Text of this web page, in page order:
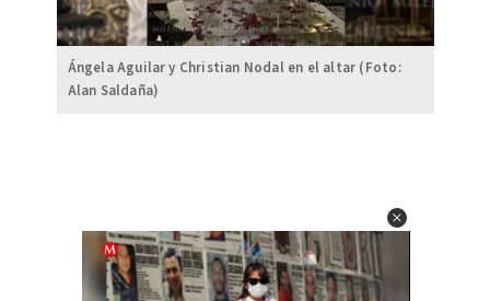
Ángela Aguilar y Christian Nodal en el altar (Foto:
Alan Saldaña)